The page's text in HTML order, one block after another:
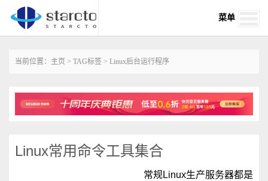
菜单
当前位置： 主页 > TAG标签 > Linux后台运行程序
Linux常用命令工具集合
常规Linux生产服务器都是